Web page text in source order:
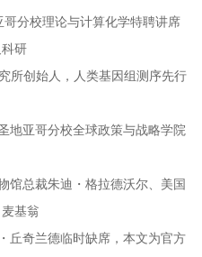
分校理论与计算化学特聘讲席
研
所创始人，人类基因组测序先行
地亚哥分校全球政策与战略学院
馆总裁朱迪・格拉德沃尔、美国
基翁
丘奇兰德临时缺席，本文为官方